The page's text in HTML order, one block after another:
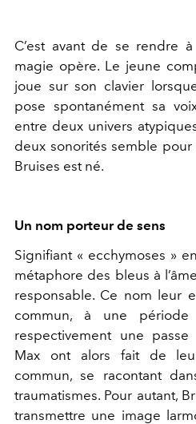
C’est avant de se rendre
magie opère. Le jeune
joue sur son clavier
pose spontanément sa
entre deux univers
deux sonorités semble
Bruises est né.
Un nom porteur de sens
Signifiant « ecchymoses »
métaphore des bleus à
responsable. Ce nom leur
commun, à une
respectivement une
Max ont alors fait de
commun, se racontant
traumatismes. Pour autant,
transmettre une image